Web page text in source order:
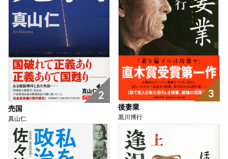
2
売国
真山仁
3
後妻業
黒川博行